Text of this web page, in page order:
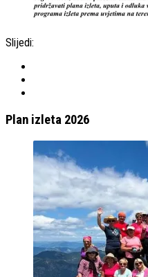
Slijedi:
Plan izleta 2026